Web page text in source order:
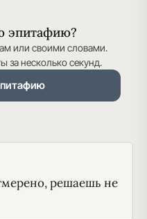
эпитафию?
или своими словами.
за несколько секунд.
решаешь не